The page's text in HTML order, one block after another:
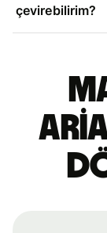
çevirebilirim?